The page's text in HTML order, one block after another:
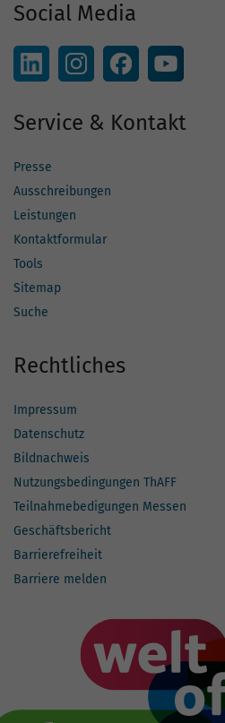
Social Media
Service & Kontakt
Presse
Ausschreibungen
Leistungen
Kontaktformular
Tools
Sitemap
Suche
Rechtliches
Impressum
Datenschutz
Bildnachweis
Nutzungsbedingungen ThAFF
Teilnahmebedigungen Messen
Geschäftsbericht
Barrierefreiheit
Barriere melden